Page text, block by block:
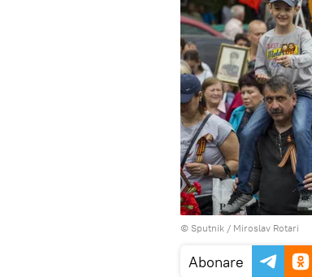
© Sputnik / Miroslav Rotari
Abonare